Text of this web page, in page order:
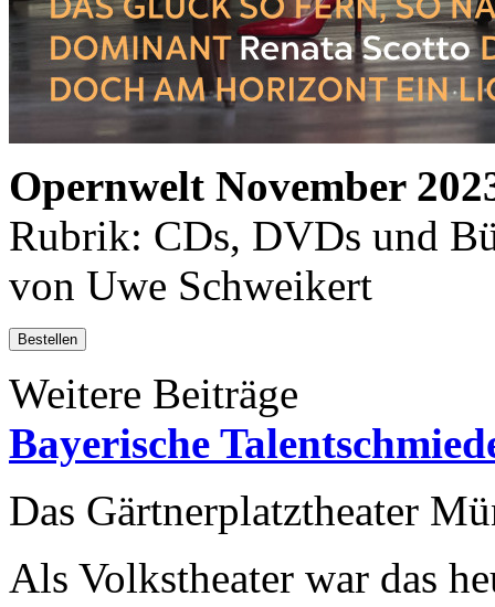
Opernwelt November
Rubrik: CDs, DVDs und
von Uwe Schweikert
Bestellen
Weitere Beiträge
Bayerische
Das Gärtnerplatztheater
Als Volkstheater war das